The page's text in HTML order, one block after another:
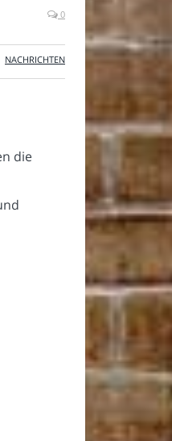
0
NACHRICHTEN
die